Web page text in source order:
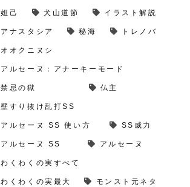
妲己 犬山道節 イラスト解説
アナスタシア 秘海 トレノバ
オオクニヌシ
アルセーヌ：アナーキーモード
禁忌の獄 仏主
壁すり抜け乱打SS
アルセーヌ SS 使い方 SS威力
アルセーヌ SS アルセーヌ
わくわくの実すべて
わくわくの実最大 モンスト元ネタ